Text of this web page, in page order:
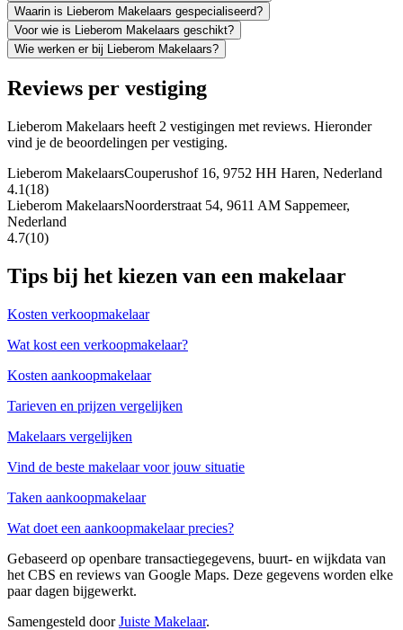
Waarin is Lieberom Makelaars gespecialiseerd?
Voor wie is Lieberom Makelaars geschikt?
Wie werken er bij Lieberom Makelaars?
Reviews per vestiging
Lieberom Makelaars heeft 2 vestigingen met reviews. Hieronder
vind je de beoordelingen per vestiging.
Lieberom MakelaarsCouperushof 16, 9752 HH Haren, Nederland
4.1(18)
Lieberom MakelaarsNoorderstraat 54, 9611 AM Sappemeer,
Nederland
4.7(10)
Tips bij het kiezen van een makelaar
Kosten verkoopmakelaar
Wat kost een verkoopmakelaar?
Kosten aankoopmakelaar
Tarieven en prijzen vergelijken
Makelaars vergelijken
Vind de beste makelaar voor jouw situatie
Taken aankoopmakelaar
Wat doet een aankoopmakelaar precies?
Gebaseerd op openbare transactiegegevens, buurt- en wijkdata van
het CBS en reviews van Google Maps. Deze gegevens worden elke
paar dagen bijgewerkt.
Samengesteld doorJuiste Makelaar.